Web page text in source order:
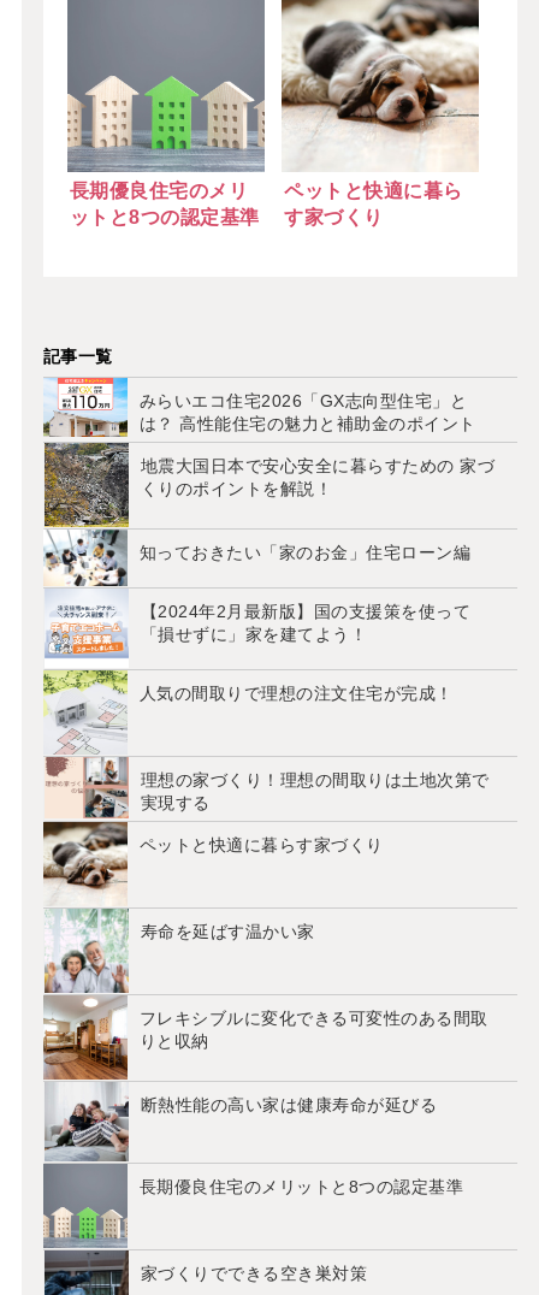
長期優良住宅のメリ
ットと8つの認定基準
ペットと快適に暮ら
す家づくり
記事一覧
みらいエコ住宅2026「GX志向型住宅」と
は？ 高性能住宅の魅力と補助金のポイント
地震大国日本で安心安全に暮らすための 家づ
くりのポイントを解説！
知っておきたい「家のお金」住宅ローン編
【2024年2月最新版】国の支援策を使って
「損せずに」家を建てよう！
人気の間取りで理想の注文住宅が完成！
理想の家づくり！理想の間取りは土地次第で
実現する
ペットと快適に暮らす家づくり
寿命を延ばす温かい家
フレキシブルに変化できる可変性のある間取
りと収納
断熱性能の高い家は健康寿命が延びる
長期優良住宅のメリットと8つの認定基準
家づくりでできる空き巣対策